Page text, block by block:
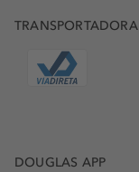
TRANSPORTADORA
DOUGLAS APP